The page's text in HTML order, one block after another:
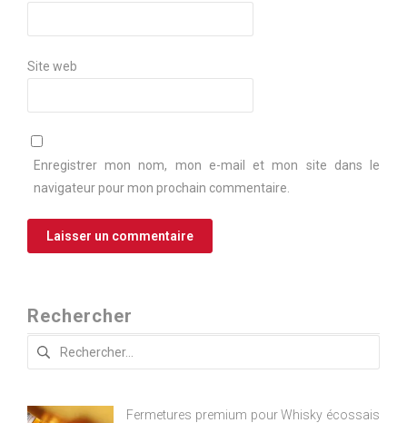
Site web
Enregistrer mon nom, mon e-mail et mon site dans le
navigateur pour mon prochain commentaire.
Rechercher
Rechercher :
Fermetures premium pour Whisky écossais